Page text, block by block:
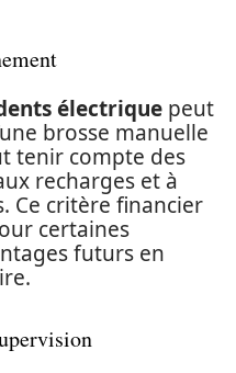
électrique peut
brosse manuelle
tenir compte des
recharges et à
Ce critère financier
certaines
futurs en